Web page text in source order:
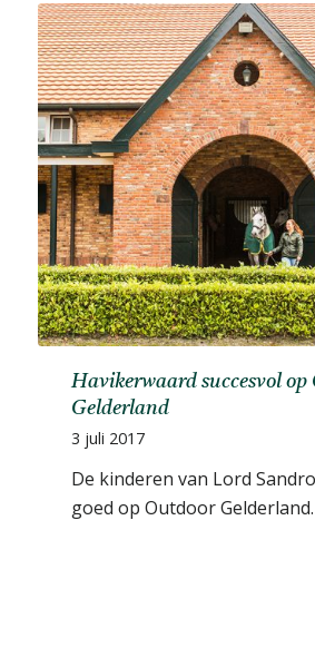
Havikerwaard succesvol op
Gelderland
3 juli 2017
De kinderen van Lord
goed op Outdoor